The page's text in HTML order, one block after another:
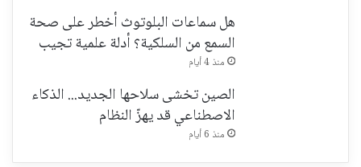
هل سماعات البلوتوث أخطر على صحة
السمع من السلكية؟ أدلة علمية تجيب
منذ 4 أيام
الصين تخشى سلاحها الجديد... الذكاء
الاصطناعي قد يهزّ النظام
منذ 6 أيام